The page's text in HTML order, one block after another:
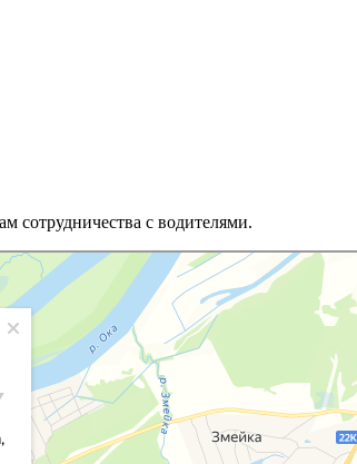
сотрудничества с водителями.